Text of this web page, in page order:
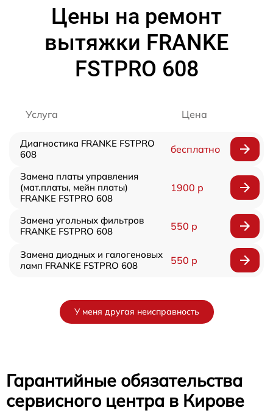
Цены на ремонт
вытяжки FRANKE
FSTPRO 608
Услуга Цена
Диагностика FRANKE FSTPRO
608
бесплатно
Замена платы управления
(мат.платы, мейн платы)
FRANKE FSTPRO 608
1900 р
Замена угольных фильтров
FRANKE FSTPRO 608
550 р
Замена диодных и галогеновых
ламп FRANKE FSTPRO 608
550 р
У меня другая неисправность
Гарантийные обязательства
сервисного центра в Кирове